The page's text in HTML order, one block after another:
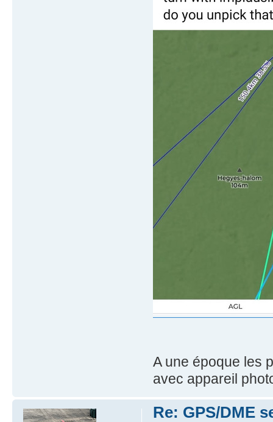
A une époque les
avec appareil
Re: GPS/DME